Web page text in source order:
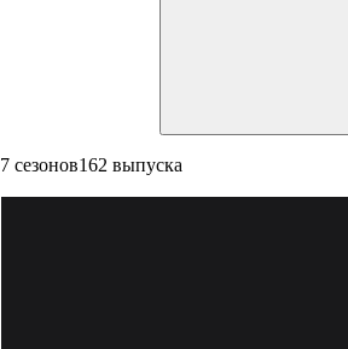
7 сезонов162 выпуска